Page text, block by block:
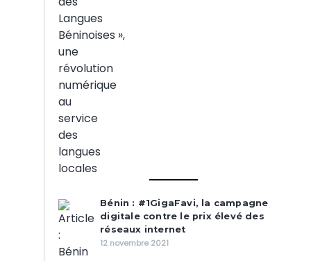
Bénin : #1GigaFavi, la campagne
digitale contre le prix élevé des
réseaux internet
12 novembre 2021